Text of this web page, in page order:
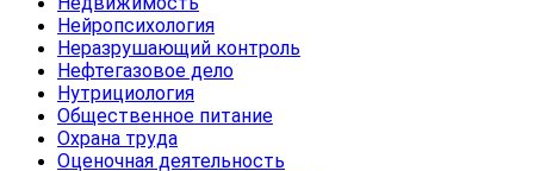
Нейропсихология
Неразрушающий контроль
Нефтегазовое дело
Нутрициология
Общественное питание
Охрана труда
Оценочная деятельность